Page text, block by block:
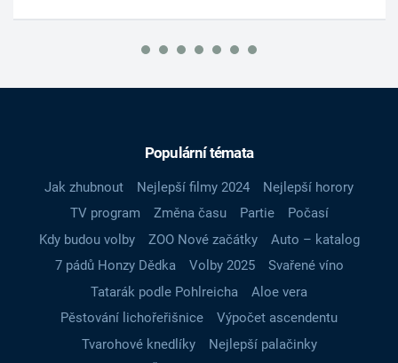
Populární témata
Jak zhubnout Nejlepší filmy 2024
Nejlepší horory
TV program
Změna času Partie
Počasí
Kdy budou volby
ZOO Nové začátky
Auto – katalog
7 pádů Honzy Dědka
Volby 2025
Svařené víno
Tatarák podle Pohlreicha
Aloe vera
Pěstování lichořeřišnice
Výpočet ascendentu
Tvarohové knedlíky
Nejlepší palačinky